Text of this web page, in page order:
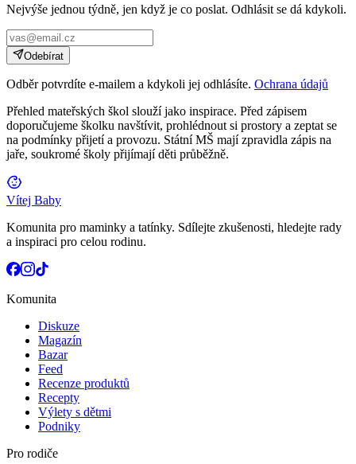
Nejvýše jednou týdně, jen když je co poslat. Odhlásit se dá kdykoli.
Odebírat
Odběr potvrdíte e-mailem a kdykoli jej odhlásíte. Ochrana údajů
Přehled mateřských škol slouží jako inspirace. Před zápisem
doporučujeme školku navštívit, prohlédnout si prostory a zeptat se
na podmínky přijetí a provozu. Státní MŠ mají zpravidla zápis na
jaře, soukromé školy přijímají děti průběžně.
Vítej Baby
Komunita pro maminky a tatínky. Sdílejte zkušenosti, hledejte rady
a inspiraci pro celou rodinu.
Komunita
Diskuze
Magazín
Bazar
Feed
Recenze produktů
Recepty
Výlety s dětmi
Podniky
Pro rodiče